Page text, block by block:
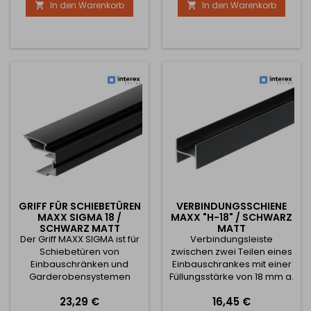
Design und einfache
Montage an der Türkante
für Türen mit Holzeinlage
Technische Parameter:
Grifftyp: MAXX SIGMA
Verwendung:...
 In den Warenkorb
Design und einfache
Montage an der Türkante
für Türen mit Holzeinlage
Technische Parameter:
Grifftyp: MAXX SIGMA
Verwendung:...
 In den Warenkorb
GRIFF FÜR SCHIEBETÜREN
MAXX SIGMA 18 /
SCHWARZ MATT
Der Griff MAXX SIGMA ist für
Schiebetüren von
Einbauschränken und
Garderobensystemen
durch eine stabile
Preis
23,29 €
VERBINDUNGSSCHIENE
MAXX "H-18" / SCHWARZ
MATT
Verbindungsleiste
zwischen zwei Teilen eines
Einbauschrankes mit einer
Füllungsstärke von 18 mm a.
gestalterischen Trennung
Preis
16,45 €